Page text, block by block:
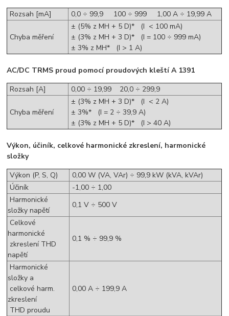
Rozsah [mA]
0,0 ÷ 99,9 100 ÷ 999 1,00 A ÷ 19,99 A
Chyba měření
± (5% z MH + 5 D)* (I < 100 mA)
± (3% z MH + 3 D)* (I = 100 ÷ 999 mA)
± 3% z MH* (I > 1 A)
AC/DC TRMS proud pomocí proudových kleští A 1391
Rozsah [A]
0,00 ÷ 19,99 20,0 ÷ 299,9
Chyba měření
± (3% z MH + 3 D)* (I < 2 A)
± 3%* (I = 2 ÷ 39,9 A)
± (3% z MH + 5 D)* (I > 40 A)
Výkon, účiník, celkové harmonické zkreslení, harmonické
složky
Výkon (P, S, Q)
0,00 W (VA, VAr) ÷ 99,9 kW (kVA, kVAr)
Účiník
-1,00 ÷ 1,00
Harmonické
složky napětí
0,1 V ÷ 500 V
Celkové
harmonické
zkreslení THD
napětí
0,1 % ÷ 99,9 %
Harmonické
složky a
celkové harm.
zkreslení
THD proudu
0,00 A ÷ 199,9 A